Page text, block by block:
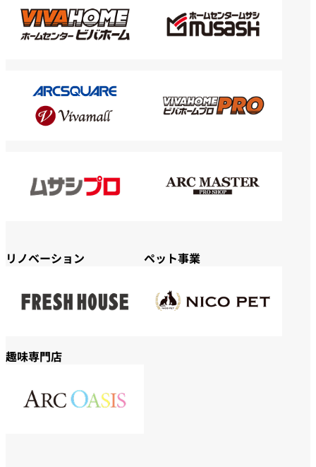
リノベーション ペット事業
趣味専門店